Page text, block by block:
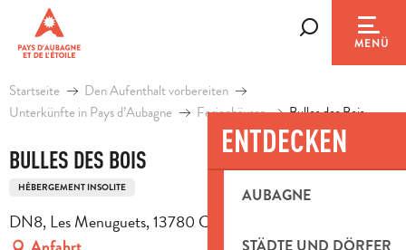
contenu
principal
MENÜ
ENTDECKEN
AUBAGNE
Startseite
Den Aufenthalt vorbereiten
Unterkünfte in Pays d’Aubagne
Ferienhäuser Bulles des Bois
BULLES DES BOIS
HÉBERGEMENT INSOLITE
DN8, Les Menuguets, 13780 Cuges-les-Pins